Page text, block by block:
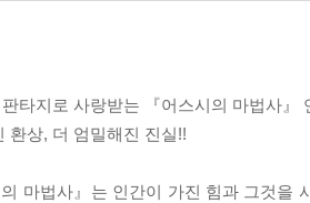
타지로 사랑받는 『어스시의 마법사』
환상, 더 엄밀해진 진실!!
의 마법사』는 인간이 가진 힘과 그것